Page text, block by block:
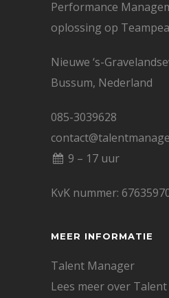
Performance
oplossing op
Nieuwe ‘s-
Bussum, Nederland
085-3039628
9 – 17 uur
KvK nummer:
MEER INFORMATIE
Talent Manager
Lees meer over